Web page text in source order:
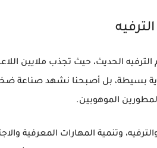
الحديث، حيث تجذب ملايين
بسيطة، بل أصبحنا نشهد صناعة
الموهوبين.
وتنمية المهارات المعرفية